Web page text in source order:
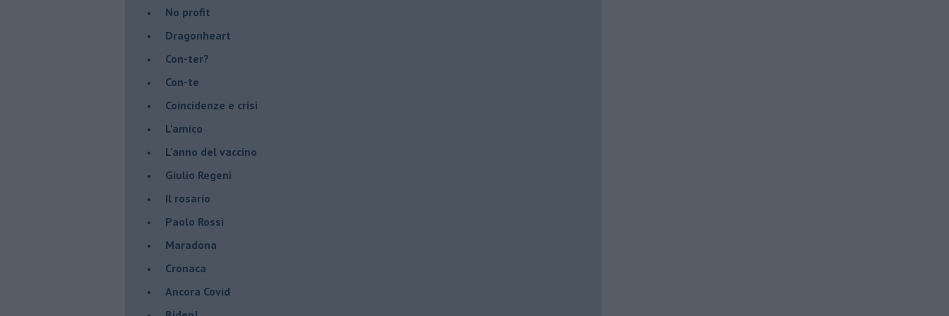
No profit
Dragonheart
Con-ter?
​Con-te
Coincidenze e crisi
L'amico
​L’anno del vaccino
Giulio Regeni
​Il rosario
Paolo Rossi
Maradona
Cronaca
​Ancora Covid